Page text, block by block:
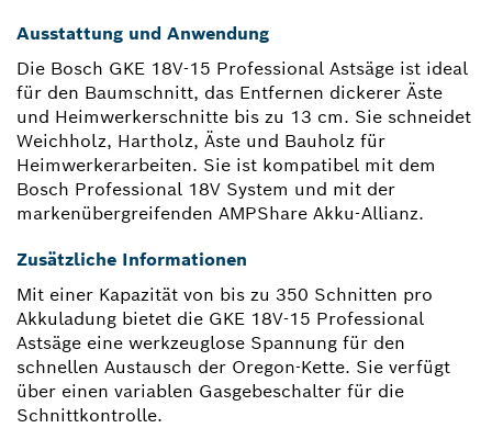
Ausstattung und Anwendung
Die Bosch GKE 18V-15 Professional Astsäge ist ideal
für den Baumschnitt, das Entfernen dickerer Äste
und Heimwerkerschnitte bis zu 13 cm. Sie schneidet
Weichholz, Hartholz, Äste und Bauholz für
Heimwerkerarbeiten. Sie ist kompatibel mit dem
Bosch Professional 18V System und mit der
markenübergreifenden AMPShare Akku-Allianz.
Zusätzliche Informationen
Mit einer Kapazität von bis zu 350 Schnitten pro
Akkuladung bietet die GKE 18V-15 Professional
Astsäge eine werkzeuglose Spannung für den
schnellen Austausch der Oregon-Kette. Sie verfügt
über einen variablen Gasgebeschalter für die
Schnittkontrolle.